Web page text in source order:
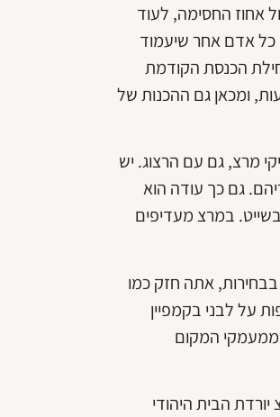
אחוז החסימה, לעוד
כל אדם אחר שיעמוד
הכנסת הקודמת
ומכאן גם ההכנות של
מרצ, גם עם הרצוג. יש
גם כך עודה הוא
בשייט. במרצ מעדיפים
אתה חזק כמו
על לבני בקמפיין
ממעמקי המקום
הבית היהודי